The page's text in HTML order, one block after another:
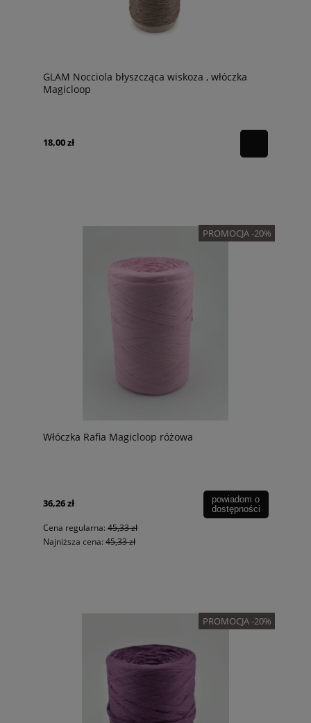
GLAM Nocciola błyszcząca wiskoza , włóczka
Magicloop
18,00 zł
PROMOCJA -20%
Włóczka Rafia Magicloop różowa
36,26 zł
Cena regularna: 45,33 zł
Najniższa cena: 45,33 zł
powiadom o
dostępności
PROMOCJA -20%